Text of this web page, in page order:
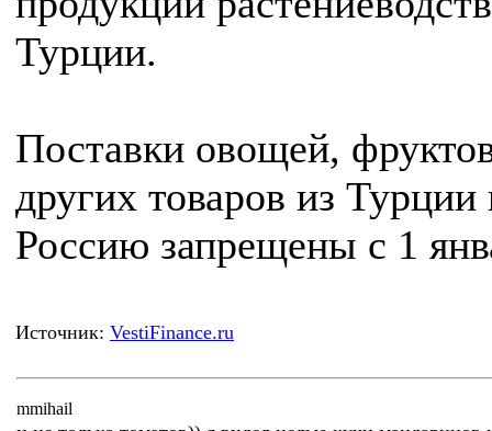
Турции.
Поставки овощей,
других товаров из Турции
Россию запрещены с 1
Источник: VestiFinance.ru
mmihail